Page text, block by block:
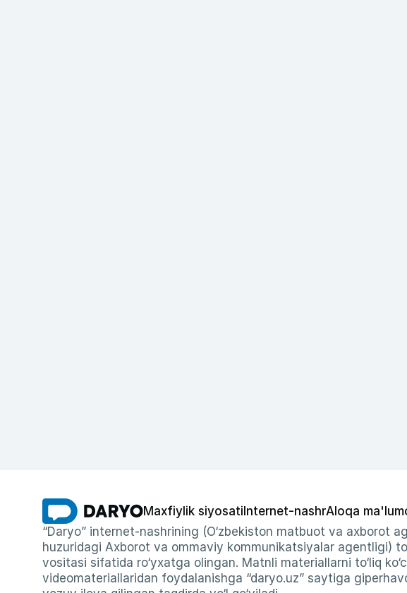
Maxfiylik siyosati Internet-nashrAloqa
“Daryo” internet-nashrining (O‘zbekiston matbuot va axborot
huzuridagi Axborot va ommaviy kommunikatsiyalar agentligi)
vositasi sifatida ro‘yxatga olingan. Matnli materiallarni to‘liq
videomateriallaridan foydalanishga “daryo.uz” saytiga